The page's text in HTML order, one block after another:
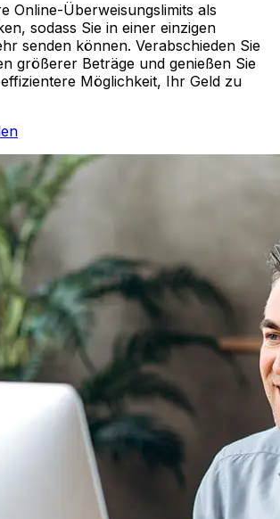
Online-Überweisungslimits als
sodass Sie in einer einzigen
senden können. Verabschieden Sie
größerer Beträge und genießen Sie
Möglichkeit, Ihr Geld zu